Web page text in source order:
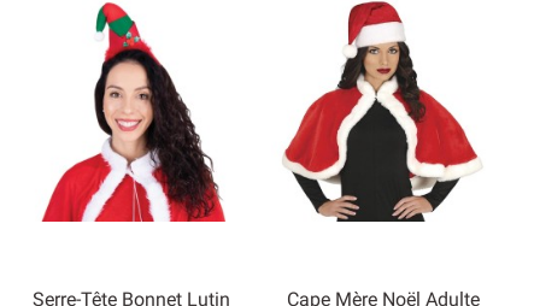
Serre-Tête Bonnet Lutin
Cape Mère Noël Adulte